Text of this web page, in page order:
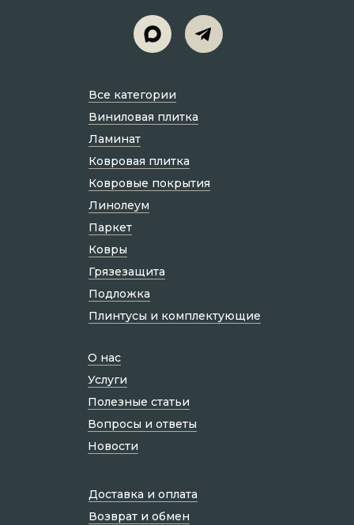
О нас
Услуги
Полезные статьи
Вопросы и ответы
Новости
Доставка и оплата
Возврат и обмен
Все категории
Виниловая плитка
Ламинат
Ковровая плитка
Ковровые покрытия
Линолеум
Паркет
Ковры
Грязезащита
Подложка
Плинтусы и комплектующие